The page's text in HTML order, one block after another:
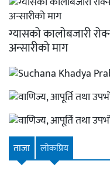
ग्यासको कालोबजारी
अन्सारीको माग
ताजा लाेकप्रिय